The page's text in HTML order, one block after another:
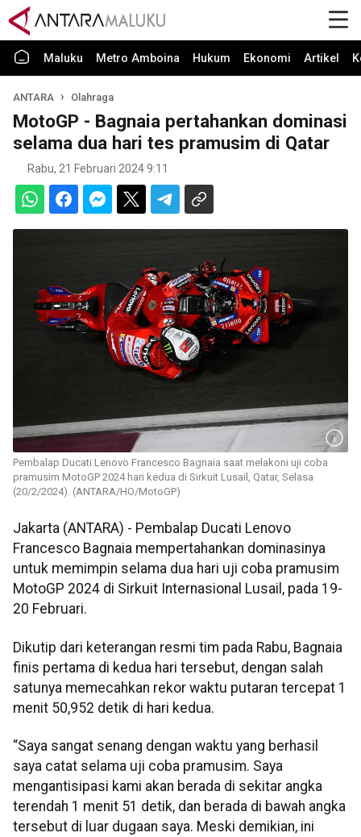
Maluku Metro Amboina Hukum Ekonomi Artikel
ANTARA Olahraga
MotoGP - Bagnaia pertahankan dominasi
selama dua hari tes pramusim di Qatar
Rabu, 21 Februari 2024 9:11
Pembalap Ducati Lenovo Francesco Bagnaia saat melakoni uji coba
pramusim MotoGP 2024 hari kedua di Sirkuit Lusail, Qatar, Selasa
(20/2/2024). (ANTARA/HO/MotoGP)
Jakarta (ANTARA) - Pembalap Ducati Lenovo
Francesco Bagnaia mempertahankan dominasinya
untuk memimpin selama dua hari uji coba pramusim
MotoGP 2024 di Sirkuit Internasional Lusail, pada 19-
20 Februari.
Dikutip dari keterangan resmi tim pada Rabu, Bagnaia
finis pertama di kedua hari tersebut, dengan salah
satunya memecahkan rekor waktu putaran tercepat 1
menit 50,952 detik di hari kedua.
“Saya sangat senang dengan waktu yang berhasil
saya catat selama uji coba pramusim. Saya
mengantisipasi kami akan berada di sekitar angka
terendah 1 menit 51 detik, dan berada di bawah angka
tersebut di luar dugaan saya. Meski demikian, ini